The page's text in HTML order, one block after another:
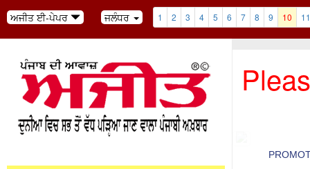
ਅਜੀਤ ਈ-ਪੇਪਰ ਜਲੰਧਰ 1 2 3 4 5 6 7 8 9 10 11